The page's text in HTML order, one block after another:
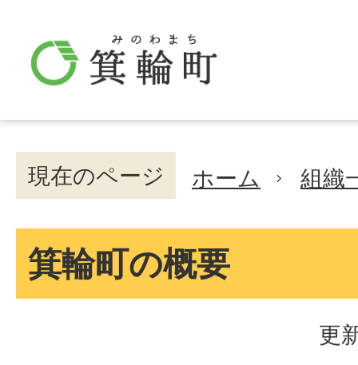
現在のページ ホーム 組織
箕輪町の概要
更